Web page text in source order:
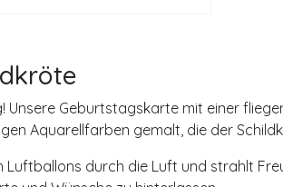
Unsere Geburtstagskarte mit einer
Aquarellfarben gemalt, die der
durch die Luft und strahlt